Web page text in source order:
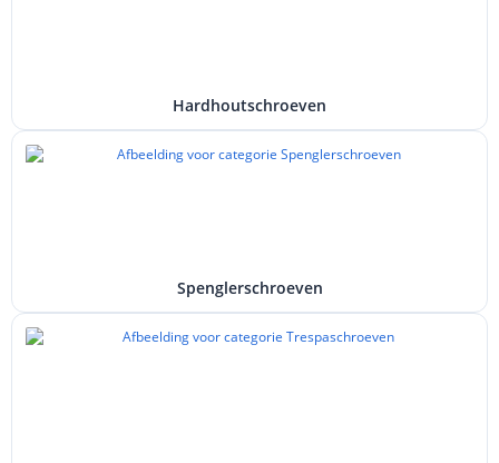
Hardhoutschroeven
Spenglerschroeven